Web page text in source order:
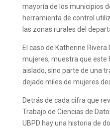
mayoría de los municipios
herramienta de control
las zonas rurales del
El caso de Katherine
mujeres, muestra que
aislado, sino parte de una
dejado miles de mujeres
Detrás de cada cifra que
Trabajo de Ciencias de
UBPD hay una historia de